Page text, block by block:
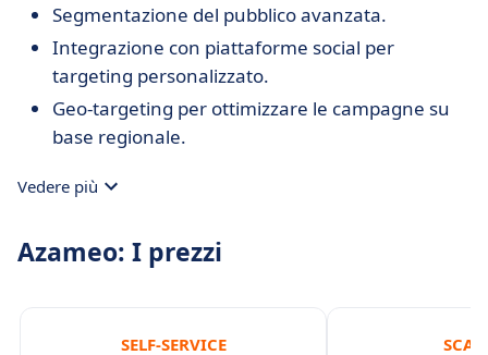
Segmentazione del pubblico avanzata.
Integrazione con piattaforme social per
targeting personalizzato.
Geo-targeting per ottimizzare le campagne su
base regionale.
Vedere più
Azameo: I prezzi
SELF-SERVICE